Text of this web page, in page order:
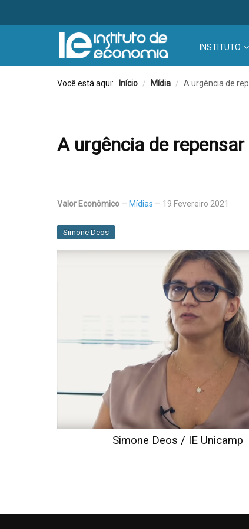
INSTITUTO
Você está aqui: Início / Mídia / A urgência de
A urgência de
Valor Econômico Mídias 19 Fevereiro 2021
Simone Deos
Simone Deos / IE Unicamp